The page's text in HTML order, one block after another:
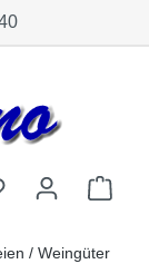
/ Weingüter